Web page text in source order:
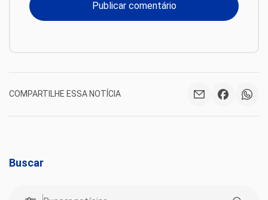
COMPARTILHE ESSA NOTÍCIA
Buscar